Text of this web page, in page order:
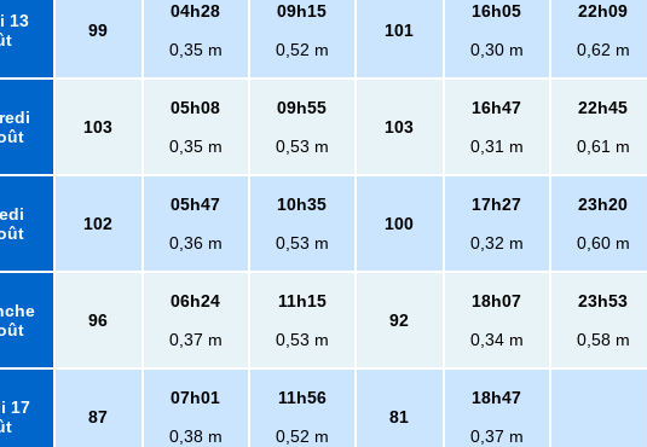
13
99
04h28
0,35 m
09h15
0,52 m
101
16h05
0,30 m
22h09
0,62 m
103
05h08
0,35 m
09h55
0,53 m
103
16h47
0,31 m
22h45
0,61 m
102
05h47
0,36 m
10h35
0,53 m
100
17h27
0,32 m
23h20
0,60 m
96
06h24
0,37 m
11h15
0,53 m
92
18h07
0,34 m
23h53
0,58 m
17
87
07h01
0,38 m
11h56
0,52 m
81
18h47
0,37 m